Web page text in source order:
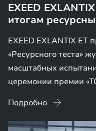
EXEED
итогам
EXEED EXLANTIX ET
«Ресурсного теста»
масштабных
церемонии премии
Подробно